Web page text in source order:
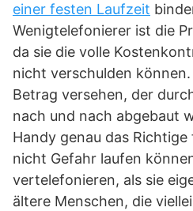
einer festen Laufzeit
Wenigtelefonierer ist die
da sie die volle
nicht verschulden
Betrag versehen, der
nach und nach abgebaut
Handy genau das
nicht Gefahr laufen
vertelefonieren, als sie
ältere Menschen, die